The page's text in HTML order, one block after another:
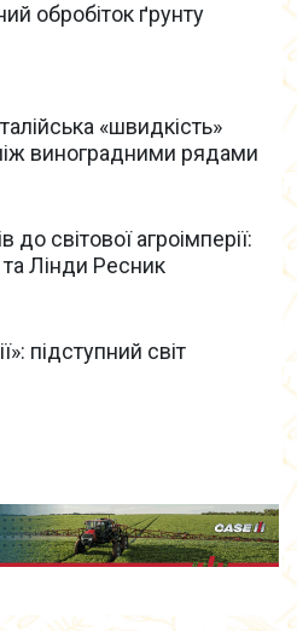
обробіток ґрунту
«швидкість»
виноградними рядами
до світової агроімперії:
та Лінди Ресник
підступний світ